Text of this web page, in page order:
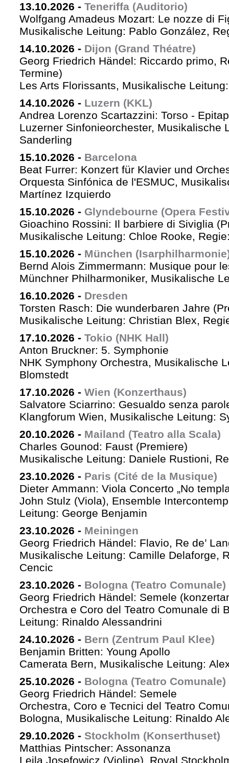
13.10.2026 - Teneriffa (Auditorio)
Wolfgang Amadeus Mozart: Le nozze di
Musikalische Leitung: Pablo González,
14.10.2026 - Dijon (Grand Théatre)
Georg Friedrich Händel: Riccardo primo,
Termine)
Les Arts Florissants, Musikalische
14.10.2026 - Luzern (KKL)
Andrea Lorenzo Scartazzini: Torso -
Luzerner Sinfonieorchester, Musikalische
Sanderling
15.10.2026 - Barcelona
Beat Furrer: Konzert für Klavier und
Orquesta Sinfónica de l'ESMUC,
Martínez Izquierdo
15.10.2026 - Glyndebourne (Opera
Gioachino Rossini: Il barbiere di Siviglia
Musikalische Leitung: Chloe Rooke,
15.10.2026 - München
Bernd Alois Zimmermann: Musique pour
Münchner Philharmoniker, Musikalische
16.10.2026 - Dresden
Torsten Rasch: Die wunderbaren Jahre
Musikalische Leitung: Christian Blex,
17.10.2026 - Tokio (NHK Hall)
Anton Bruckner: 5. Symphonie
NHK Symphony Orchestra, Musikalische
Blomstedt
17.10.2026 - Wien (Konzerthaus)
Salvatore Sciarrino: Gesualdo senza
Klangforum Wien, Musikalische Leitung:
20.10.2026 - Mailand (Teatro alla Scala)
Charles Gounod: Faust (Premiere)
Musikalische Leitung: Daniele Rustioni,
23.10.2026 - Paris (Cité de la Musique)
Dieter Ammann: Viola Concerto „No
John Stulz (Viola), Ensemble
Leitung: George Benjamin
23.10.2026 - Meiningen
Georg Friedrich Händel: Flavio, Re de’
Musikalische Leitung: Camille Delaforge,
Cencic
23.10.2026 - Bologna (Teatro Comunale)
Georg Friedrich Händel: Semele
Orchestra e Coro del Teatro Comunale di
Leitung: Rinaldo Alessandrini
24.10.2026 - Bern (Zentrum Paul Klee)
Benjamin Britten: Young Apollo
Camerata Bern, Musikalische Leitung:
25.10.2026 - Bologna (Teatro Comunale)
Georg Friedrich Händel: Semele
Orchestra, Coro e Tecnici del Teatro
Bologna, Musikalische Leitung: Rinaldo
29.10.2026 - Stockholm (Konserthuset)
Matthias Pintscher: Assonanza
Leila Josefowicz (Violine), Royal